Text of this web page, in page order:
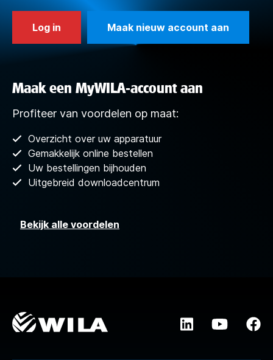
Log in Maak nieuw account aan
Maak een MyWILA-account aan
Profiteer van voordelen op maat:
Overzicht over uw apparatuur
Gemakkelijk online bestellen
Uw bestellingen bijhouden
Uitgebreid downloadcentrum
Bekijk alle voordelen